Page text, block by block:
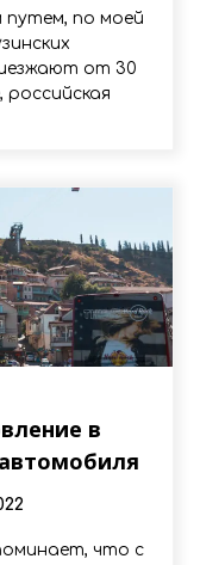
путем, по моей
от 30
российская
в
сдачи прав на вождение автомобиля
что с